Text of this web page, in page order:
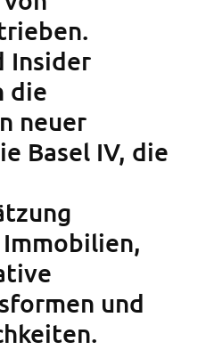
Insider
die
neuer
Basel IV, die
und